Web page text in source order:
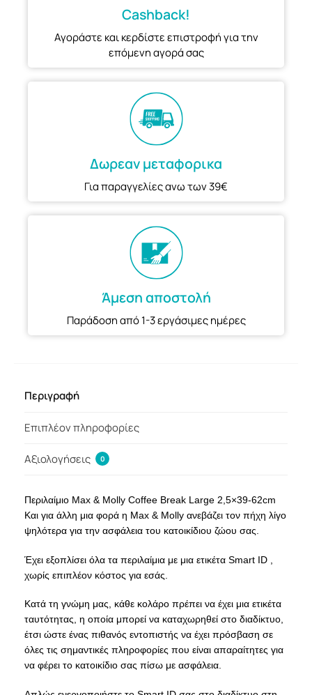
Cashback!
Αγοράστε και κερδίστε επιστροφή για την
επόμενη αγορά σας
Δωρεαν μεταφορικα
Για παραγγελίες ανω των 39€
Άμεση αποστολή
Παράδοση από 1-3 εργάσιμες ημέρες
Περιγραφή
Επιπλέον πληροφορίες
Αξιολογήσεις 0
Περιλαίμιο Max & Molly Coffee Break Large 2,5×39-62cm
Και για άλλη μια φορά η Max & Molly ανεβάζει τον πήχη λίγο
ψηλότερα για την ασφάλεια του κατοικίδιου ζώου σας.
Έχει εξοπλίσει όλα τα περιλαίμια με μια ετικέτα Smart ID ,
χωρίς επιπλέον κόστος για εσάς.
Κατά τη γνώμη μας, κάθε κολάρο πρέπει να έχει μια ετικέτα
ταυτότητας, η οποία μπορεί να καταχωρηθεί στο διαδίκτυο,
έτσι ώστε ένας πιθανός εντοπιστής να έχει πρόσβαση σε
όλες τις σημαντικές πληροφορίες που είναι απαραίτητες για
να φέρει το κατοικίδιο σας πίσω με ασφάλεια.